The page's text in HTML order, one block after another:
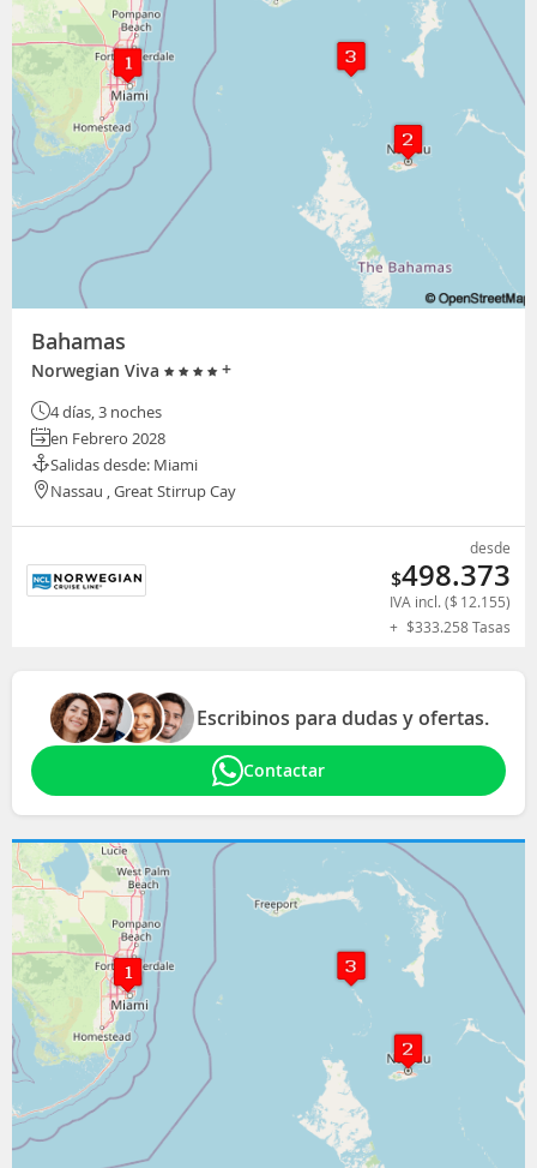
Bahamas
Norwegian Viva +
4 días, 3 noches
en Febrero 2028
Salidas desde: Miami
Nassau , Great Stirrup Cay
desde
$498.373
IVA incl. ($ 12.155)
+ $333.258Tasas
Escribinos para dudas y ofertas.
Contactar